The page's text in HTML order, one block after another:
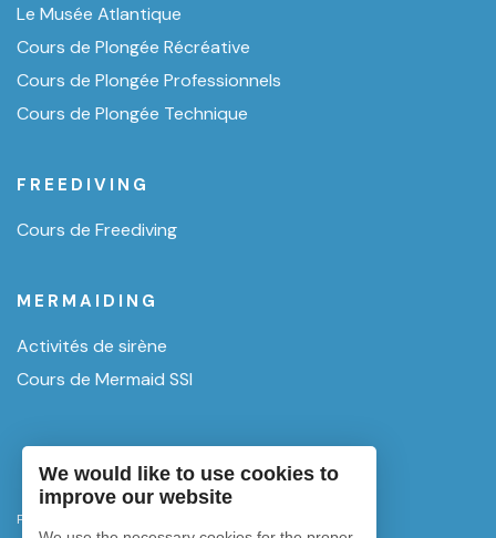
Le Musée Atlantique
Cours de Plongée Récréative
Cours de Plongée Professionnels
Cours de Plongée Technique
FREEDIVING
Cours de Freediving
MERMAIDING
Activités de sirène
Cours de Mermaid SSI
Politique de confidentialité
We would like to use cookies to
improve our website